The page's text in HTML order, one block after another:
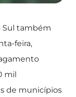
Sul também
feira,
mil
de municípios